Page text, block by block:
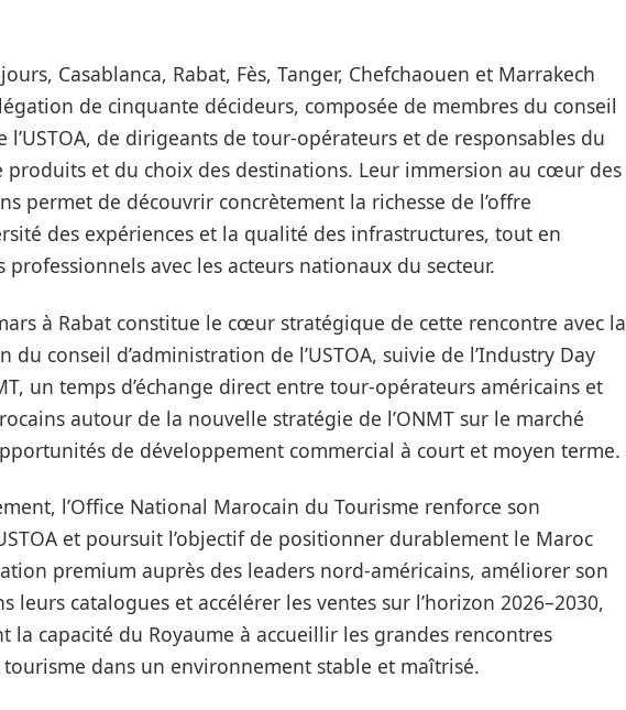
Casablanca, Rabat, Fès, Tanger, Chefchaouen et Marrakech
de cinquante décideurs, composée de membres du conseil
l’USTOA, de dirigeants de tour-opérateurs et de responsables du
produits et du choix des destinations. Leur immersion au cœur des
permet de découvrir concrètement la richesse de l’offre
des expériences et la qualité des infrastructures, tout en
avec les acteurs nationaux du secteur.
à Rabat constitue le cœur stratégique de cette rencontre avec la
conseil d’administration de l’USTOA, suivie de l’Industry Day
un temps d’échange direct entre tour-opérateurs américains et
autour de la nouvelle stratégie de l’ONMT sur le marché
de développement commercial à court et moyen terme.
l’Office National Marocain du Tourisme renforce son
et poursuit l’objectif de positionner durablement le Maroc
premium auprès des leaders nord-américains, améliorer son
leurs catalogues et accélérer les ventes sur l’horizon 2026–2030,
la capacité du Royaume à accueillir les grandes rencontres
dans un environnement stable et maîtrisé.